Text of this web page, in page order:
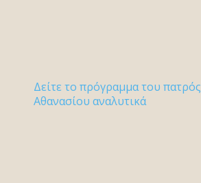
Δείτε το πρόγραμμα του πατρός
Αθανασίου αναλυτικά